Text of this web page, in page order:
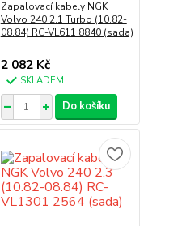
Zapalovací kabely NGK
Volvo 240 2.1 Turbo (10.82-
08.84) RC-VL611 8840 (sada)
2 082 Kč
SKLADEM
Do košíku